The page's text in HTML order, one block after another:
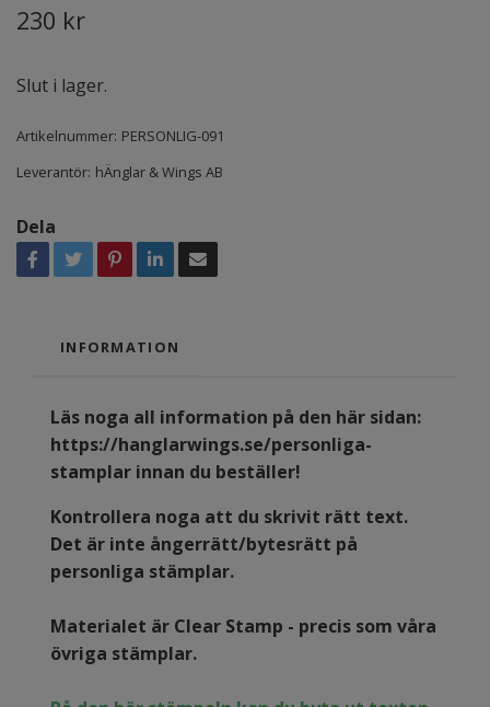
230 kr
Slut i lager.
Artikelnummer: PERSONLIG-091
Leverantör: hÄnglar & Wings AB
Dela
INFORMATION
Läs noga all information på den här sidan:
https://hanglarwings.se/personliga-
stamplar innan du beställer!
Kontrollera noga att du skrivit rätt text.
Det är inte ångerrätt/bytesrätt på
personliga stämplar.
Materialet är Clear Stamp - precis som våra
övriga stämplar.